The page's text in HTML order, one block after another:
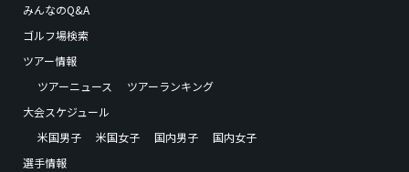
みんなのQ&A
ゴルフ場検索
ツアー情報
ツアーニュース
ツアーランキング
大会スケジュール
米国男子
米国女子 国内男子
国内女子
選手情報